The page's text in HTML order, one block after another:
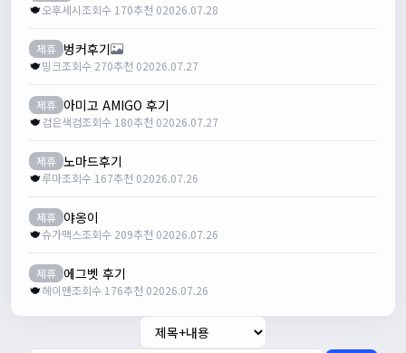
오후세시조회수 170추천 02026.07.28
제휴 벙커후기
밍크조회수 270추천 02026.07.27
제휴 아미고 AMIGO 후기
검은색검조회수 180추천 02026.07.27
제휴 노마드후기
루마조회수 167추천 02026.07.26
제휴 야옹이
슈가맥스조회수 209추천 02026.07.26
제휴 에그벳 후기
헤이맨조회수 176추천 02026.07.26